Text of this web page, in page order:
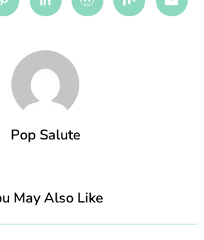
PinterestLinkedinRedditMix
Pop Salute
May Also Like